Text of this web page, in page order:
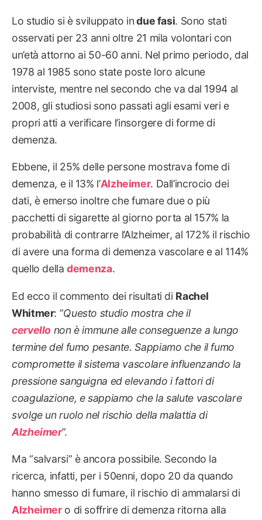
Lo studio si è sviluppato indue fasi. Sono stati
osservati per 23 anni oltre 21 mila volontari con
un’età attorno ai 50-60 anni. Nel primo periodo, dal
1978 al 1985 sono state poste loro alcune
interviste, mentre nel secondo che va dal 1994 al
2008, gli studiosi sono passati agli esami veri e
propri atti a verificare l’insorgere di forme di
demenza.
Ebbene, il 25% delle persone mostrava fome di
demenza, e il 13% l’Alzheimer. Dall’incrocio dei
dati, è emerso inoltre che fumare due o più
pacchetti di sigarette al giorno porta al 157% la
probabilità di contrarre l’Alzheimer, al 172% il rischio
di avere una forma di demenza vascolare e al 114%
quello dellademenza.
Ed ecco il commento dei risultati di Rachel
Whitmer: ”Questo studio mostra che il
cervello non è immune alle conseguenze a lungo
termine del fumo pesante. Sappiamo che il fumo
compromette il sistema vascolare influenzando la
pressione sanguigna ed elevando i fattori di
coagulazione, e sappiamo che la salute vascolare
svolge un ruolo nel rischio della malattia di
Alzheimer”.
Ma “salvarsi” è ancora possibile. Secondo la
ricerca, infatti, per i 50enni, dopo 20 da quando
hanno smesso di fumare, il rischio di ammalarsi di
Alzheimero di soffrire di demenza ritorna alla